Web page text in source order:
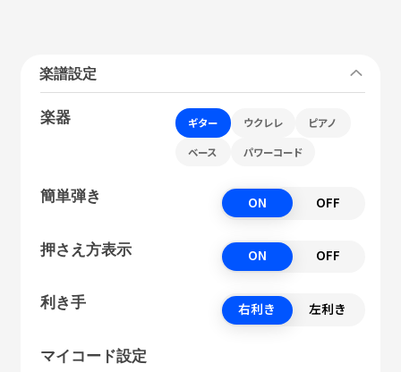
楽譜設定
楽器 ギター ウクレレ ピアノ
ベース パワーコード
簡単弾き ON OFF
押さえ方表示 ON OFF
利き手 右利き 左利き
マイコード設定